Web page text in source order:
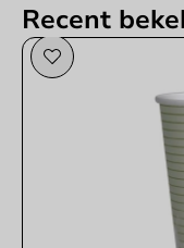
Recent